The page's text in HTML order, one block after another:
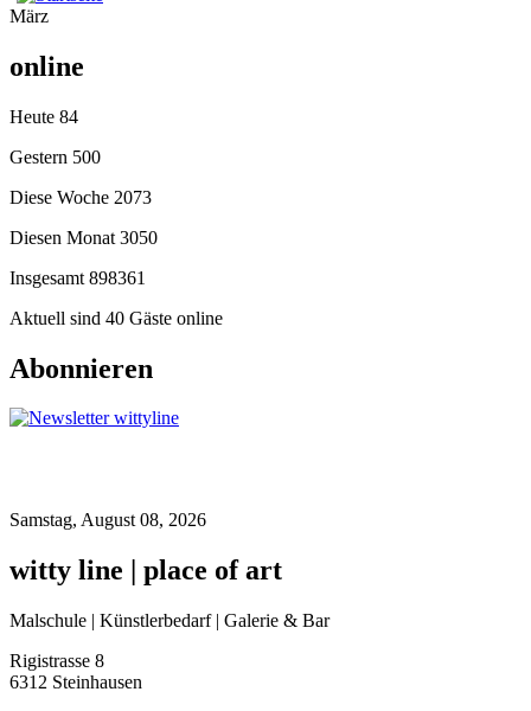
März
online
Heute 84
Gestern 500
Diese Woche 2073
Diesen Monat 3050
Insgesamt 898361
Aktuell sind 40 Gäste online
Abonnieren
Samstag, August 08, 2026
witty line | place of art
Malschule | Künstlerbedarf | Galerie & Bar
Rigistrasse 8
6312 Steinhausen